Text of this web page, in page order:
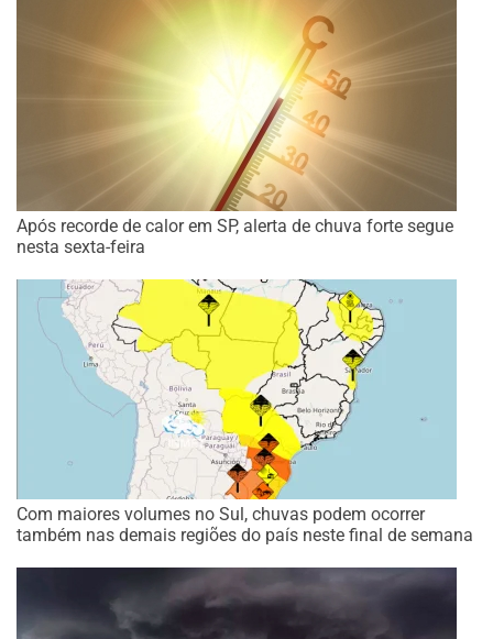
Após recorde de calor em SP, alerta de chuva forte segue
nesta sexta-feira
Com maiores volumes no Sul, chuvas podem ocorrer
também nas demais regiões do país neste final de semana